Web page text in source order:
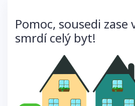
Pomoc, sousedi zase
smrdí celý byt!